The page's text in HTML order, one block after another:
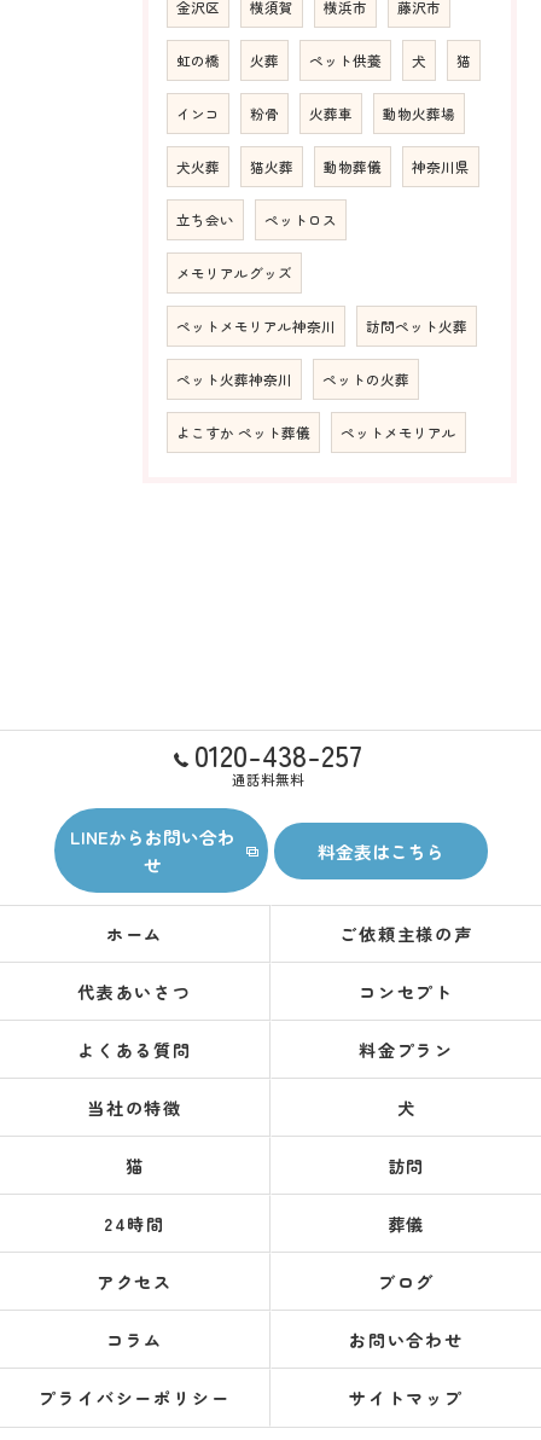
金沢区 横須賀 横浜市 藤沢市
虹の橋 火葬 ペット供養 犬 猫
インコ 粉骨 火葬車 動物火葬場
犬火葬 猫火葬 動物葬儀 神奈川県
立ち会い ペットロス
メモリアルグッズ
ペットメモリアル神奈川 訪問ペット火葬
ペット火葬神奈川 ペットの火葬
よこすか ペット葬儀 ペットメモリアル
0120-438-257
通話料無料
LINEからお問い合わ
せ
料金表はこちら
ホーム ご依頼主様の声
代表あいさつ コンセプト
よくある質問 料金プラン
当社の特徴 犬
猫 訪問
24時間 葬儀
アクセス ブログ
コラム お問い合わせ
プライバシーポリシー サイトマップ